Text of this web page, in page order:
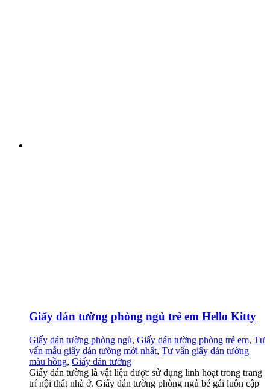
Giấy dán tường phòng ngủ trẻ em Hello Kitty
Giấy dán tường phòng ngủ, Giấy dán tường phòng trẻ em, Tư
vấn mẫu giấy dán tường mới nhất, Tư vấn giấy dán tường
màu hồng, Giấy dán tường
Giấy dán tường là vật liệu được sử dụng linh hoạt trong trang
trí nội thất nhà ở. Giấy dán tường phòng ngủ bé gái luôn cập